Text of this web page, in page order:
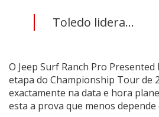
Toledo lidera...
O Jeep Surf Ranch Pro Presented
etapa do Championship Tour de
exactamente na data e hora
esta a prova que menos depende